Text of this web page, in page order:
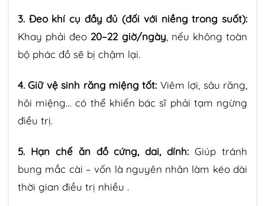
3. Đeo khí cụ đầy đủ (đối với niềng trong suốt):
Khay phải đeo 20–22 giờ/ngày , nếu không toàn
bộ phác đồ sẽ bị chậm lại.
4. Giữ vệ sinh răng miệng tốt: Viêm lợi, sâu răng,
hôi miệng… có thể khiến bác sĩ phải tạm ngừng
điều trị.
5. Hạn chế ăn đồ cứng, dai, dính:Giúp tránh
bung mắc cài – vốn là nguyên nhân làm kéo dài
thời gian điều trị nhiều .